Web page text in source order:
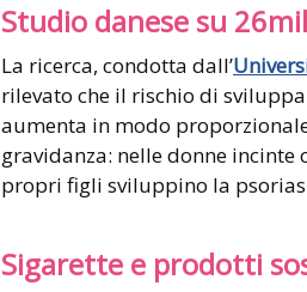
Studio danese su
La ricerca, condotta dall’
rilevato che il rischio di
aumenta in modo
gravidanza: nelle donne incinte
propri figli sviluppino la
Sigarette e prodotti